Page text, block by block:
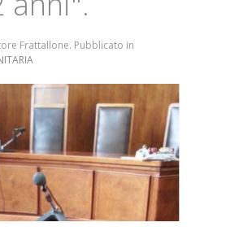
Frattallone. Pubblicato in